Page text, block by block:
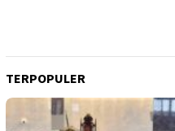
TERPOPULER